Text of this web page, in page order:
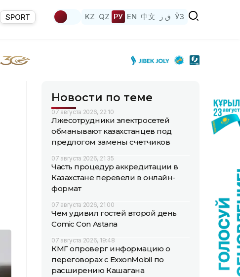
SPORT KZ QZ РУ EN 中文 ق ز ЎЗ
Новости по теме
07 августа 2026, 22:10
Лжесотрудники электросетей
обманывают казахстанцев под
предлогом замены счетчиков
07 августа 2026, 21:35
Часть процедур аккредитации в
Казахстане перевели в онлайн-
формат
07 августа 2026, 21:00
Чем удивил гостей второй день
Comic Con Astana
07 августа 2026, 19:48
КМГ опроверг информацию о
переговорах с ExxonMobil по
расширению Кашагана